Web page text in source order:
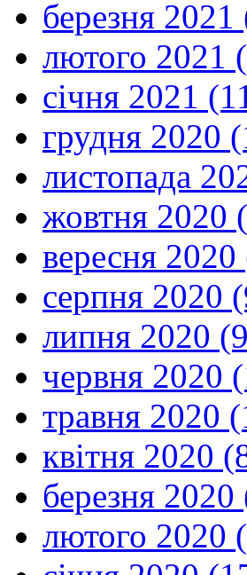
березня 2021
лютого 2021
січня 2021
грудня 2020
листопада
жовтня 2020
вересня 2020
серпня 2020
липня 2020
червня 2020
травня 2020
квітня 2020
березня 2020
лютого 2020